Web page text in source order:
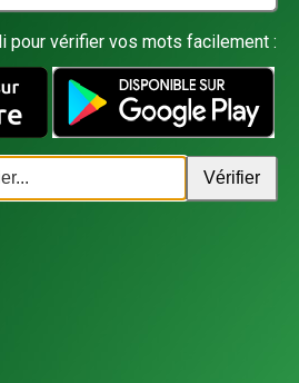
pour vérifier vos mots facilement :